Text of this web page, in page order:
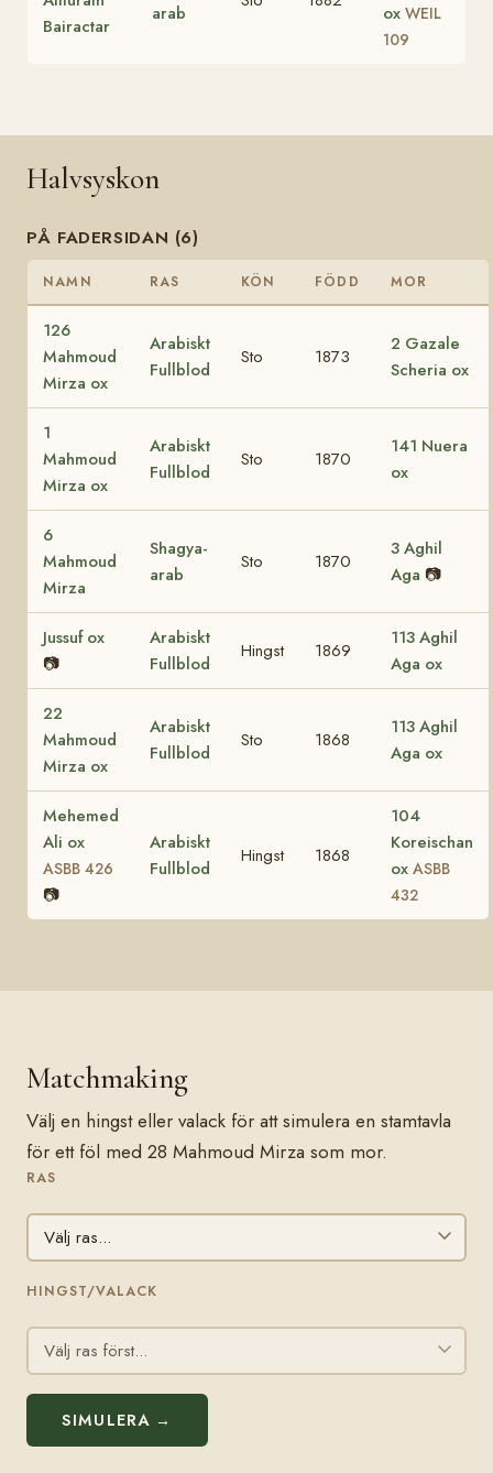
Bairactar
arab ox WEIL
109
Halvsyskon
PÅ FADERSIDAN (6)
NAMN RAS KÖN FÖDD MOR
126
Mahmoud
Mirza ox
Arabiskt
Fullblod
Sto 1873
2 Gazale
Scheria ox
1
Mahmoud
Mirza ox
Arabiskt
Fullblod
Sto 1870
141 Nuera
ox
6
Mahmoud
Mirza
Shagya-
arab
Sto 1870
3 Aghil
Aga 📷
Jussuf ox
📷
Arabiskt
Fullblod
Hingst 1869
113 Aghil
Aga ox
22
Mahmoud
Mirza ox
Arabiskt
Fullblod
Sto 1868
113 Aghil
Aga ox
Mehemed
Ali ox
ASBB 426
📷
Arabiskt
Fullblod
Hingst 1868
104
Koreischan
ox ASBB
432
Matchmaking
Välj en hingst eller valack för att simulera en stamtavla
för ett föl med 28 Mahmoud Mirza som mor.
RAS
HINGST/VALACK
SIMULERA →